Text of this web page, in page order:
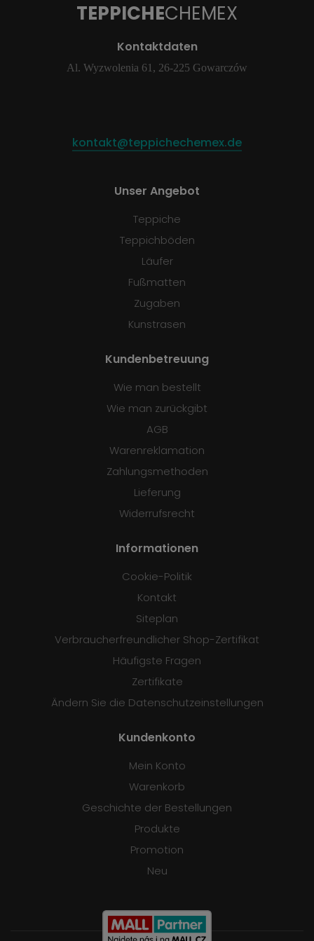
TEPPICHECHEMEX
Kontaktdaten
Al. Wyzwolenia 61, 26-225 Gowarczów
kontakt@teppichechemex.de
Unser Angebot
Teppiche
Teppichböden
Läufer
Fußmatten
Zugaben
Kunstrasen
Kundenbetreuung
Wie man bestellt
Wie man zurückgibt
AGB
Warenreklamation
Zahlungsmethoden
Lieferung
Widerrufsrecht
Informationen
Cookie-Politik
Kontakt
Siteplan
Verbraucherfreundlicher Shop-Zertifikat
Häufigste Fragen
Zertifikate
Ändern Sie die Datenschutzeinstellungen
Kundenkonto
Mein Konto
Warenkorb
Geschichte der Bestellungen
Produkte
Promotion
Neu